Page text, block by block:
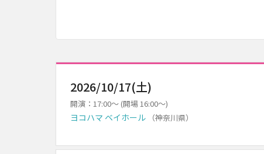
2026/10/17(土)
開演：17:00～ (開場 16:00～)
ヨコハマ ベイホール （神奈川県）